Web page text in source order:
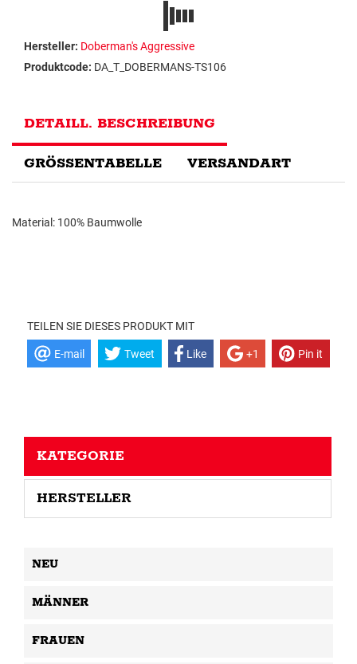
Hersteller: Doberman's Aggressive
Produktcode: DA_T_DOBERMANS-TS106
DETAILL. BESCHREIBUNG
GRÖSSENTABELLE VERSANDART
Material: 100% Baumwolle
TEILEN SIE DIESES PRODUKT MIT
E-mail Tweet Like +1 Pin it
KATEGORIE
HERSTELLER
NEU
MÄNNER
FRAUEN